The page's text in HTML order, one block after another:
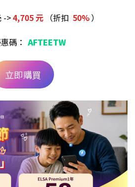
->4,705 元 （折扣 50%）
碼： AFTEETW
立即購買